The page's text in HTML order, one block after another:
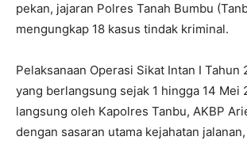
pekan, jajaran Polres Tanah Bumbu
mengungkap 18 kasus tindak kriminal.
Pelaksanaan Operasi Sikat Intan I Tahun
yang berlangsung sejak 1 hingga 14 Mei
langsung oleh Kapolres Tanbu, AKBP
dengan sasaran utama kejahatan